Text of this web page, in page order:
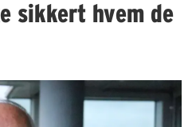
sikkert hvem de